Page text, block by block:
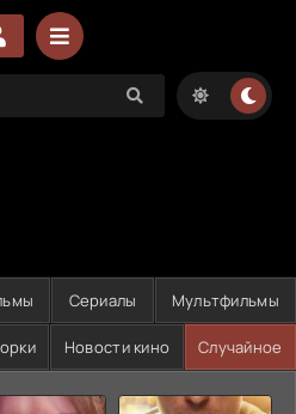
Сериалы Мультфильмы
Новости кино Случайное